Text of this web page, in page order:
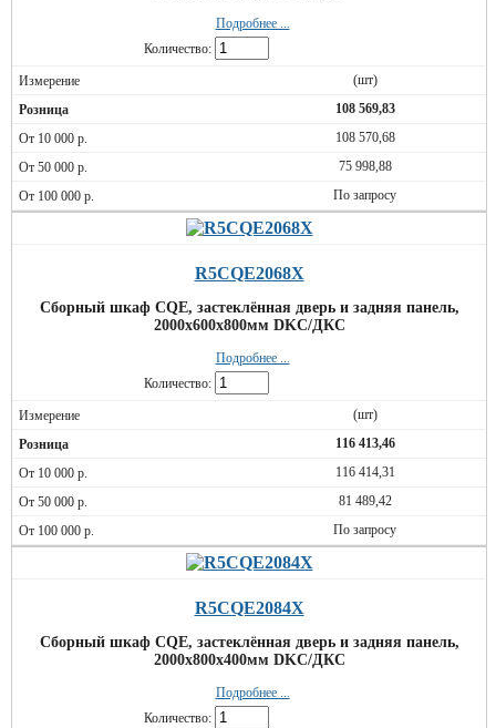
Подробнее ...
Количество:
(шт)
108 569,83
108 570,68
75 998,88
По запросу
R5CQE2068X
Сборный шкаф CQE, застеклённая дверь и задняя панель,
2000x600x800мм DKC/ДКС
Подробнее ...
Количество:
(шт)
116 413,46
116 414,31
81 489,42
По запросу
R5CQE2084X
Сборный шкаф CQE, застеклённая дверь и задняя панель,
2000x800x400мм DKC/ДКС
Подробнее ...
Количество: